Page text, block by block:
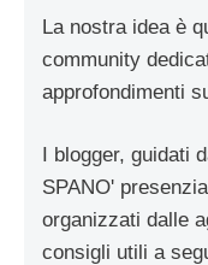
La nostra idea è
community
approfondimenti
I blogger, guidati
SPANO'
organizzati dalle
consigli utili a